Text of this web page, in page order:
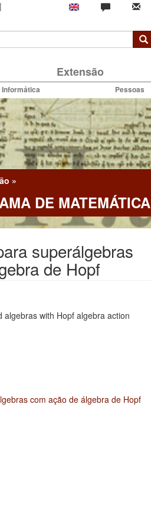
|
Extensão
Informática Pessoas
»
DE MATEMÁTICA
superálgebras
de Hopf
with Hopf algebra action
com ação de álgebra de Hopf